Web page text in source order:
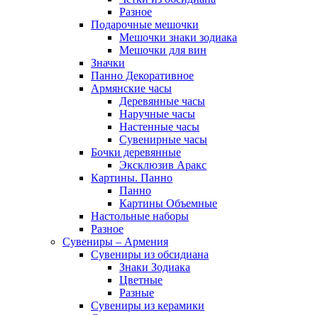
Разное
Подарочные мешочки
Мешочки знаки зодиака
Мешочки для вин
Значки
Панно Декоративное
Армянские часы
Деревянные часы
Наручные часы
Настенные часы
Сувенирные часы
Бочки деревянные
Эксклюзив Аракс
Картины. Панно
Панно
Картины Объемные
Настольные наборы
Разное
Сувениры – Армения
Сувениры из обсидиана
Знаки Зодиака
Цветные
Разные
Сувениры из керамики